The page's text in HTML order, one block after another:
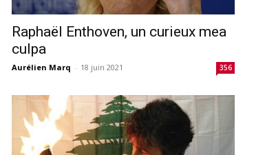
Raphaël Enthoven, un curieux mea
culpa
Aurélien Marq - 18 juin 2021 356